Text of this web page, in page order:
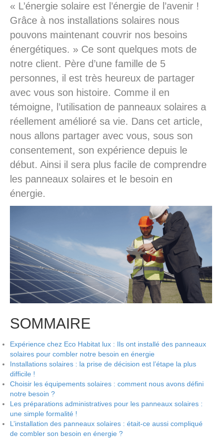
« L’énergie solaire est l’énergie de l’avenir !
Grâce à nos installations solaires nous
pouvons maintenant couvrir nos besoins
énergétiques. » Ce sont quelques mots de
notre client. Père d’une famille de 5
personnes, il est très heureux de partager
avec vous son histoire. Comme il en
témoigne, l’utilisation de panneaux solaires a
réellement amélioré sa vie. Dans cet article,
nous allons partager avec vous, sous son
consentement, son expérience depuis le
début. Ainsi il sera plus facile de comprendre
les panneaux solaires et le besoin en
énergie.
SOMMAIRE
Expérience chez Eco Habitat lux : Ils ont installé des panneaux
solaires pour combler notre besoin en énergie
Installations solaires : la prise de décision est l’étape la plus
difficile !
Choisir les équipements solaires : comment nous avons défini
notre besoin ?
Les préparations administratives pour les panneaux solaires :
une simple formalité !
L’installation des panneaux solaires : était-ce aussi compliqué
de combler son besoin en énergie ?